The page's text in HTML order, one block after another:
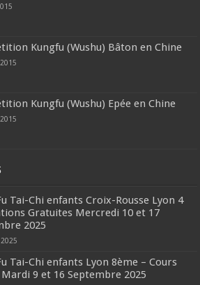
Kungfu (Wushu) Bâton en Chine
Kungfu (Wushu) Epée en Chine
Tai-Chi enfants Croix-Rousse Lyon 4
Gratuites Mercredi 10 et 17
2025
Tai-Chi enfants Lyon 8ème – Cours
Mardi 9 et 16 Septembre 2025